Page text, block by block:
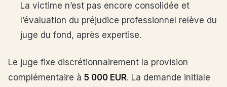
La victime n’est pas encore consolidée et
l’évaluation du préjudice professionnel relève du
juge du fond, après expertise.
Le juge fixe discrétionnairement la provision
complémentaire à 5 000 EUR. La demande initiale